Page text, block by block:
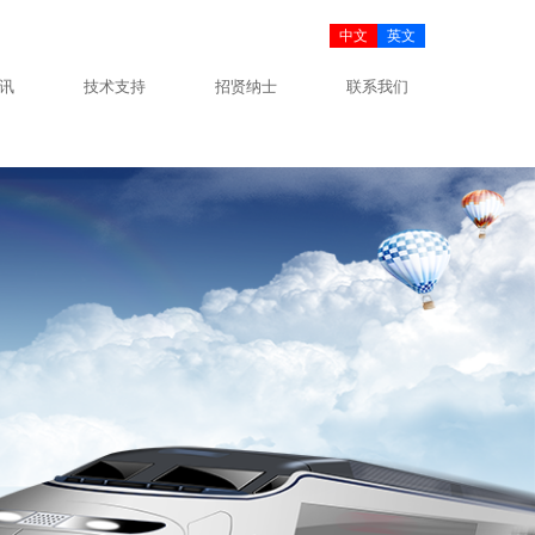
中文 英文
技术支持 招贤纳士 联系我们